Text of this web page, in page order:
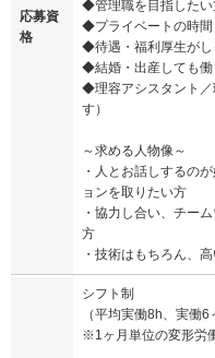
応募資
格
◆管理職を目指したい
◆プライベートの時間
◆待遇・福利厚生がし
◆結婚・出産しても働
◆理容アシスタント／
す）
～求める人物像～
・人とお話しするの
ョンを取りたい方
・協力し合い、チー
方
・技術はもちろん、
シフト制
（平均実働8h、実働
※1ヶ月単位の変形労